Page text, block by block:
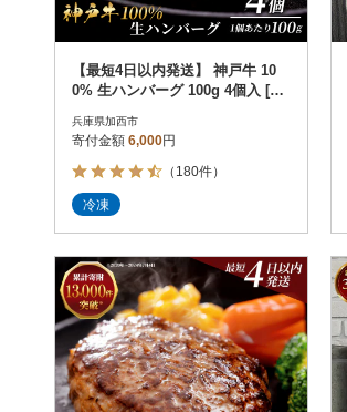
【最短4日以内発送】 神戸牛 10
0% 生ハンバーグ 100g 4個入 [No
兵庫県加西市
寄付金額 6,000円
（180件）
冷凍